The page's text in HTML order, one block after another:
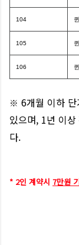
104
105
106
※6개월 이하
있으며, 1년 이
다.
* 2인 계약시 7만원